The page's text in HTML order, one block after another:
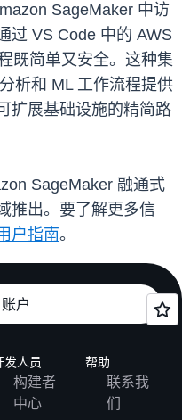
SageMaker 中访
过 VS Code 中的 AWS
既简单又安全。这种集
析和 ML 工作流程提供
扩展基础设施的精简路
SageMaker 融通式
推出。要了解更多信
户指南。
户
发人员
构建者
中心
帮助
联系我
们